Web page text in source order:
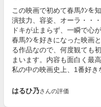
この映画で初めて春馬ｸﾝを
演技力、容姿、オーラ・・
ドキが止まらず、一瞬で心
春馬ｸﾝを好きになった映画
る作品なので、何度観ても
まいます。内容も面白く最
私の中の映画史上、1番好き
はるひ乃さんの評価